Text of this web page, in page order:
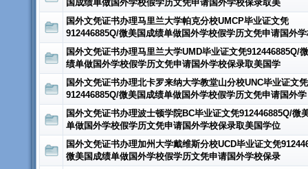
国成绩单做国外学校假学历文凭申请国外学校保录取美
国外文凭证书办理马里兰大学帕克分校UMCP毕业证文凭
912446885Q/微美国成绩单做国外学校假学历文凭申请国外
国外文凭证书办理马里兰大学UMD毕业证文凭912446885Q/
绩单做国外学校假学历文凭申请国外学校保录取美国学
国外文凭证书办理北卡罗来纳大学教堂山分校UNC毕业证文凭
912446885Q/微美国成绩单做国外学校假学历文凭申请国外学
国外文凭证书办理波士顿学院BC毕业证文凭912446885Q/微
单做国外学校假学历文凭申请国外学校保录取美国学位
国外文凭证书办理加州大学戴维斯分校UCD毕业证文凭
微美国成绩单做国外学校假学历文凭申请国外学校保录